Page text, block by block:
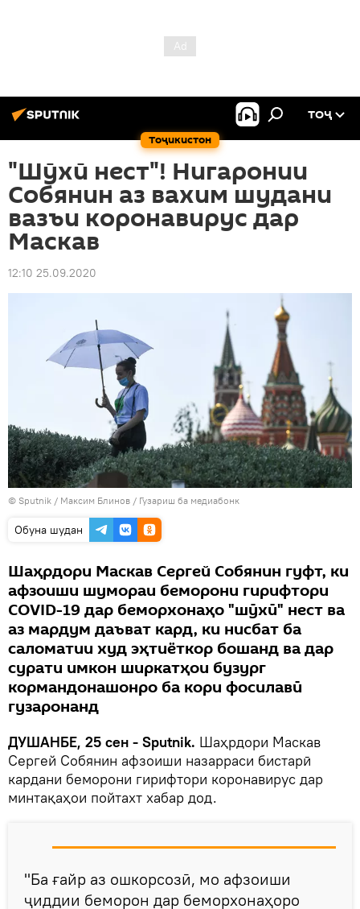
Тоҷикистон
ТОҶ
"Шӯхӣ нест"! Нигаронии
Собянин аз вахим шудани
вазъи коронавирус дар
Маскав
12:10 25.09.2020
© Sputnik / Максим Блинов / Гузариш ба медиабонк
Обуна шудан
Шаҳрдори Маскав Сергей Собянин гуфт, ки
афзоиши шумораи беморони гирифтори
COVID-19 дар беморхонаҳо "шӯхӣ" нест ва
аз мардум даъват кард, ки нисбат ба
саломатии худ эҳтиёткор бошанд ва дар
сурати имкон ширкатҳои бузург
кормандонашонро ба кори фосилавӣ
гузаронанд
ДУШАНБЕ, 25 сен - Sputnik. Шаҳрдори Маскав
Сергей Собянин афзоиши назарраси бистарӣ
кардани беморони гирифтори коронавирус дар
минтақаҳои пойтахт хабар дод.
"Ба ғайр аз ошкорсозӣ, мо афзоиши
ҷиддии беморон дар беморхонаҳоро